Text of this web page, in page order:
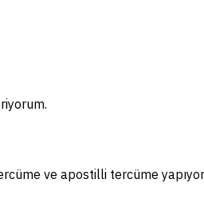
ve apostilli tercüme